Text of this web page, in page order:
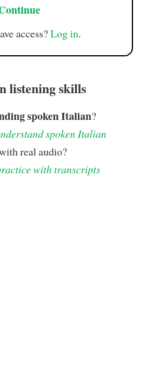
access?Log in.
listening skills
spoken Italian?
spoken Italian
real audio?
with transcripts